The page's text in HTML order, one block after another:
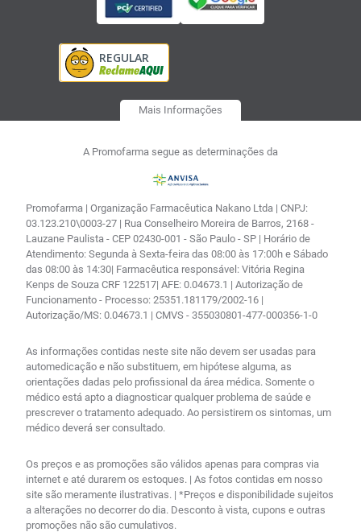
Mais Informações
A Promofarma segue as determinações da
Promofarma | Organização Farmacêutica Nakano Ltda | CNPJ:
03.123.210\0003-27 | Rua Conselheiro Moreira de Barros, 2168 -
Lauzane Paulista - CEP 02430-001 - São Paulo - SP | Horário de
Atendimento: Segunda à Sexta-feira das 08:00 às 17:00h e Sábado
das 08:00 às 14:30| Farmacêutica responsável: Vitória Regina
Kenps de Souza CRF 122517| AFE: 0.04673.1 | Autorização de
Funcionamento - Processo: 25351.181179/2002-16 |
Autorização/MS: 0.04673.1 | CMVS - 355030801-477-000356-1-0
As informações contidas neste site não devem ser usadas para
automedicação e não substituem, em hipótese alguma, as
orientações dadas pelo profissional da área médica. Somente o
médico está apto a diagnosticar qualquer problema de saúde e
prescrever o tratamento adequado. Ao persistirem os sintomas, um
médico deverá ser consultado.
Os preços e as promoções são válidos apenas para compras via
internet e até durarem os estoques. | As fotos contidas em nosso
site são meramente ilustrativas. | *Preços e disponibilidade sujeitos
a alterações no decorrer do dia. Desconto à vista, cupons e outras
promoções não são cumulativos.